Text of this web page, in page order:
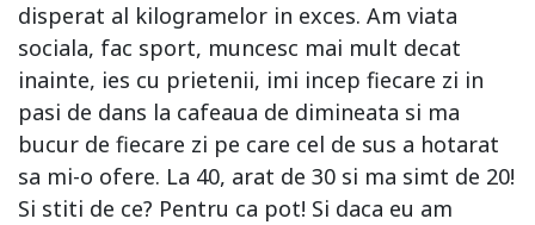
disperat al kilogramelor in exces. Am viata
sociala, fac sport, muncesc mai mult decat
inainte, ies cu prietenii, imi incep fiecare zi in
pasi de dans la cafeaua de dimineata si ma
bucur de fiecare zi pe care cel de sus a hotarat
sa mi-o ofere. La 40, arat de 30 si ma simt de 20!
Si stiti de ce? Pentru ca pot! Si daca eu am